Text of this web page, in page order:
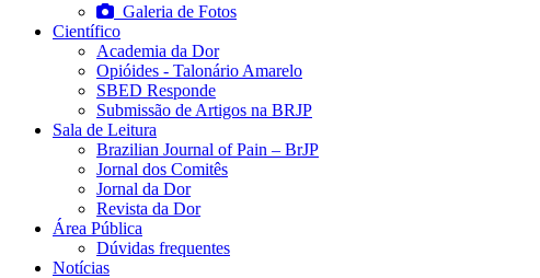
Galeria de Fotos
Científico
Academia da Dor
Opióides - Talonário Amarelo
SBED Responde
Submissão de Artigos na BRJP
Sala de Leitura
Brazilian Journal of Pain – BrJP
Jornal dos Comitês
Jornal da Dor
Revista da Dor
Área Pública
Dúvidas frequentes
Notícias